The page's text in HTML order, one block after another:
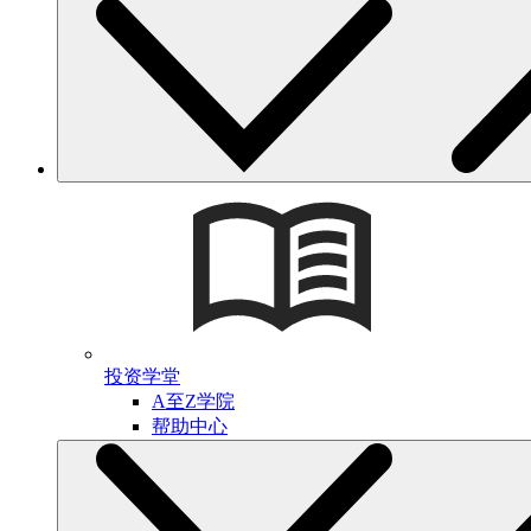
投资学堂
A至Z学院
帮助中心